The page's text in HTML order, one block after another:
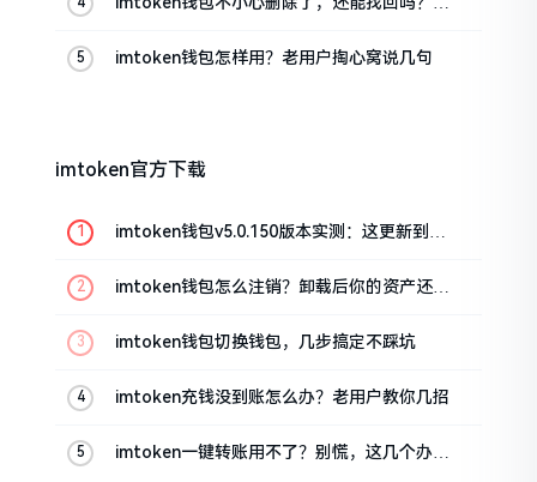
imtoken钱包怎样用？老用户掏心窝说几句
imtoken官方下载
imtoken钱包v5.0.150版本实测：这更新到底
imtoken钱包怎么注销？卸载后你的资产还在
imtoken钱包切换钱包，几步搞定不踩坑
imtoken充钱没到账怎么办？老用户教你几招
imtoken一键转账用不了？别慌，这几个办法